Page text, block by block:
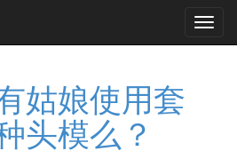
姑娘使用套
头模么？